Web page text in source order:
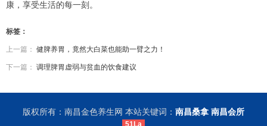
康，享受生活的每一刻。
标签：
上一篇： 健脾养胃，竟然大白菜也能助一臂之力！
下一篇： 调理脾胃虚弱与贫血的饮食建议
版权所有：南昌金色养生网 本站关键词： 南昌桑拿 南昌会所
51La